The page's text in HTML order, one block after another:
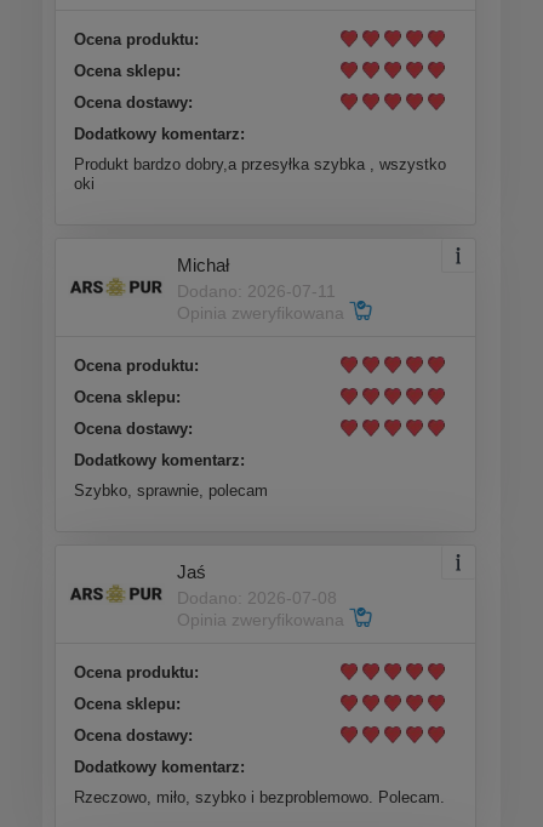
Ocena produktu:
Ocena sklepu:
Ocena dostawy:
Dodatkowy komentarz:
Produkt bardzo dobry,a przesyłka szybka , wszystko
oki
Michał
Dodano: 2026-07-11
Opinia zweryfikowana
Ocena produktu:
Ocena sklepu:
Ocena dostawy:
Dodatkowy komentarz:
Szybko, sprawnie, polecam
Jaś
Dodano: 2026-07-08
Opinia zweryfikowana
Ocena produktu:
Ocena sklepu:
Ocena dostawy:
Dodatkowy komentarz:
Rzeczowo, miło, szybko i bezproblemowo. Polecam.